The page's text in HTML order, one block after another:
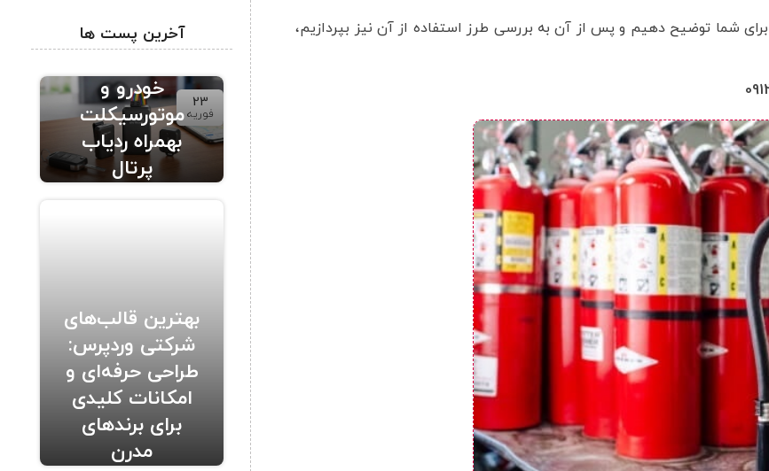
شما توضیح دهیم و پس از آن به بررسی طرز استفاده از آن نیز بپردازیم،
آخرین پست ها
23
فوریه
خودرو و
موتورسیکلت
بهمراه ردیاب
پرتال
بهترین قالب‌های
شرکتی وردپرس:
طراحی حرفه‌ای و
امکانات کلیدی
برای برندهای
مدرن